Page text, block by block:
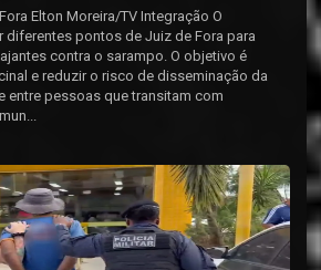
Elton Moreira/TV Integração O
diferentes pontos de Juiz de Fora para
contra o sarampo. O objetivo é
e reduzir o risco de disseminação da
entre pessoas que transitam com